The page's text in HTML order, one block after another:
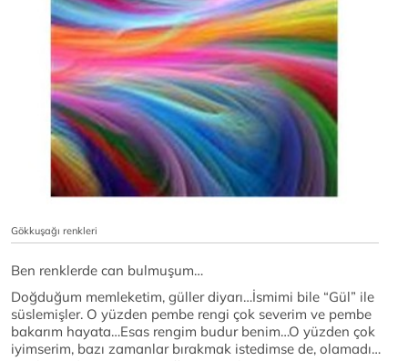
Gökkuşağı renkleri
Ben renklerde can bulmuşum…
Doğduğum memleketim, güller diyarı…İsmimi bile “Gül” ile
süslemişler. O yüzden pembe rengi çok severim ve pembe
bakarım hayata…Esas rengim budur benim…O yüzden çok
iyimserim, bazı zamanlar bırakmak istedimse de, olamadı…